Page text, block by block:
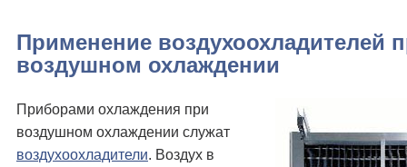
Применение воздухоохладителей
воздушном охлаждении
Приборами охлаждения при
воздушном охлаждении служат
воздухоохладители. Воздух в